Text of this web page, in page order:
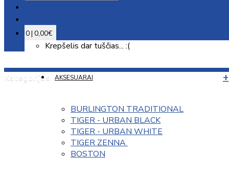
0 | 0,00€
Krepšelis dar tuščias... :(
Kategorijos AKSESUARAI
BURLINGTON TRADITIONAL
TIGER - URBAN BLACK
TIGER - URBAN WHITE
TIGER ZENNA
BOSTON